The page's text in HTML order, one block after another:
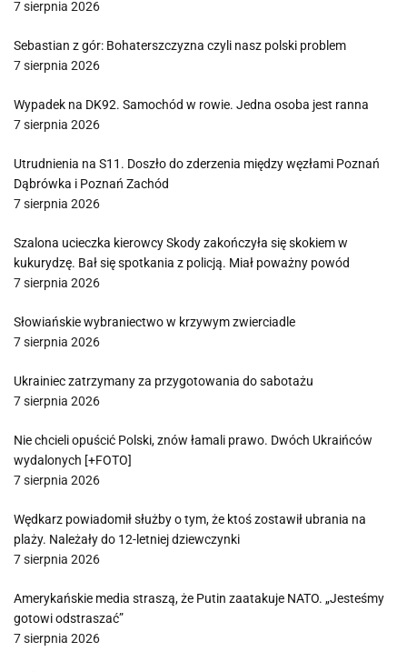
7 sierpnia 2026
Sebastian z gór: Bohaterszczyzna czyli nasz polski problem
7 sierpnia 2026
Wypadek na DK92. Samochód w rowie. Jedna osoba jest ranna
7 sierpnia 2026
Utrudnienia na S11. Doszło do zderzenia między węzłami Poznań
Dąbrówka i Poznań Zachód
7 sierpnia 2026
Szalona ucieczka kierowcy Skody zakończyła się skokiem w
kukurydzę. Bał się spotkania z policją. Miał poważny powód
7 sierpnia 2026
Słowiańskie wybraniectwo w krzywym zwierciadle
7 sierpnia 2026
Ukrainiec zatrzymany za przygotowania do sabotażu
7 sierpnia 2026
Nie chcieli opuścić Polski, znów łamali prawo. Dwóch Ukraińców
wydalonych [+FOTO]
7 sierpnia 2026
Wędkarz powiadomił służby o tym, że ktoś zostawił ubrania na
plaży. Należały do 12-letniej dziewczynki
7 sierpnia 2026
Amerykańskie media straszą, że Putin zaatakuje NATO. „Jesteśmy
gotowi odstraszać”
7 sierpnia 2026